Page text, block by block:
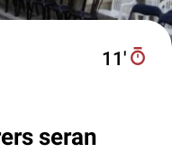
11′
seran